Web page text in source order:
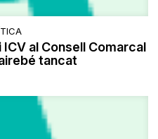
ICV al Consell Comarcal
tancat